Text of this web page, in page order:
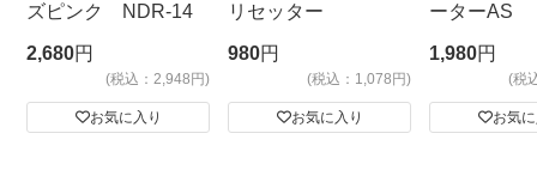
ズピンク NDR-14
2,680円
(税込：2,948円)
お気に入り
リセッター
980円
(税込：1,078円)
お気に入り
ーターAS
ビッグサイ
1,980円
(税
お気